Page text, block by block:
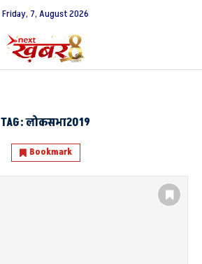
Friday, 7, August 2026
TAG:लोकसभा2019
Bookmark